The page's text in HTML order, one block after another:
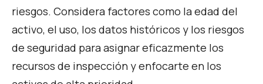
riesgos. Considera factores como la edad del
activo, el uso, los datos históricos y los riesgos
de seguridad para asignar eficazmente los
recursos de inspección y enfocarte en los